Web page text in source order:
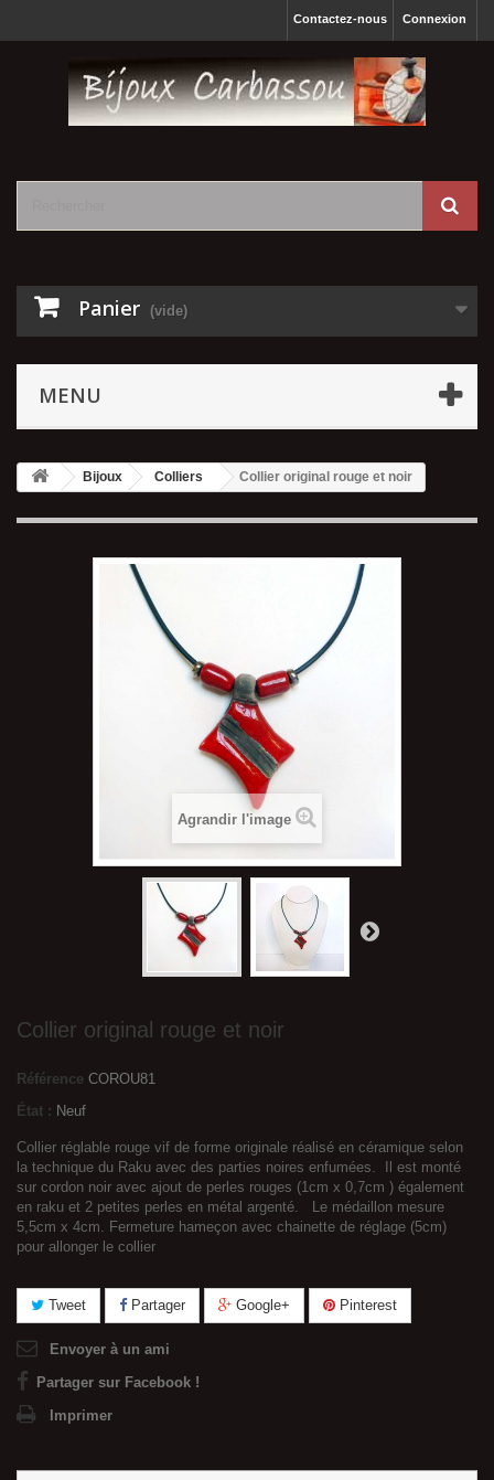
Connexion
Contactez-nous
Panier (vide)
MENU
Bijoux Colliers Collier original rouge et noir
Agrandir l'image
Collier original rouge et noir
Référence COROU81
État : Neuf
Collier réglable rouge vif de forme originale réalisé en céramique selon
la technique du Raku avec des parties noires enfumées. Il est monté
sur cordon noir avec ajout de perles rouges (1cm x 0,7cm ) également
en raku et 2 petites perles en métal argenté. Le médaillon mesure
5,5cm x 4cm. Fermeture hameçon avec chainette de réglage (5cm)
pour allonger le collier
Tweet Partager Google+ Pinterest
Envoyer à un ami
Partager sur Facebook !
Imprimer